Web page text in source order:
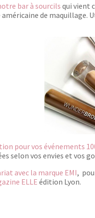
bar à sourcils qui vient
américaine de maquillage.
pour vos événements
selon vos envies et vos
avec la marque EMI,
ELLE édition Lyon.